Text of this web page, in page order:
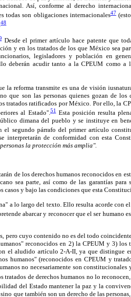
Así, conforme al derecho
todas son obligaciones internacionales47
48
Desde el primer artículo hace patente que
y en los tratados de los que México sea
legisladores y población en
deberán acudir tanto a la CPEUM como a
reforma transmite es una de visión
que son las personas quienes gozan de los
tratados ratificados por México. Por ello, la
al Estado".51Esta posición resulta
dimana del pueblo y se instituye en
segundo párrafo del primer artículo
interpretarán de conformidad con esta
la protección más amplia".
de los derechos humanos reconocidos en
sea parte, así como de las garantías para
casos y bajo las condiciones que esta
a lo largo del texto. Ello resulta acorde con
abarcar y reconocer que el ser humano
pero cuyo contenido no es del todo
reconocidos en 2) la CPEUM y 3) los
el aludido artículo 2-A-II, ya que distingue
humanos" (reconocidos en CPEUM y
no necesariamente son constitucionales
tratados de derechos humanos no lo
del Estado mantener la paz y la
que también son un derecho de las